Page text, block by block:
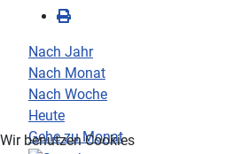
Nach Jahr
Nach Monat
Nach Woche
Heute
Gehe zu Monat
Wir benutzen Cookies